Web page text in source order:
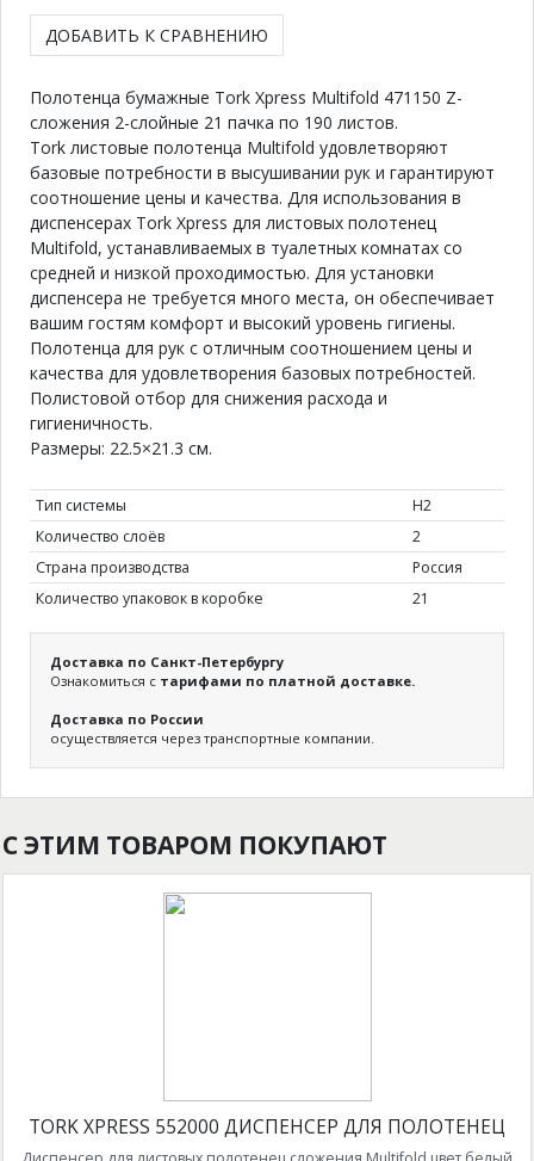
ДОБАВИТЬ К СРАВНЕНИЮ
Полотенца бумажные Tork Xpress Multifold 471150 Z-
сложения 2-слойные 21 пачка по 190 листов.
Tork листовые полотенца Multifold удовлетворяют
базовые потребности в высушивании рук и гарантируют
соотношение цены и качества. Для использования в
диспенсерах Tork Xpress для листовых полотенец
Multifold, устанавливаемых в туалетных комнатах со
средней и низкой проходимостью. Для установки
диспенсера не требуется много места, он обеспечивает
вашим гостям комфорт и высокий уровень гигиены.
Полотенца для рук с отличным соотношением цены и
качества для удовлетворения базовых потребностей.
Полистовой отбор для снижения расхода и
гигиеничность.
Размеры: 22.5×21.3 см.
Тип системы
Н2
Количество слоёв
2
Страна производства
Россия
Количество упаковок в коробке
21
Доставка по Санкт-Петербургу
Ознакомиться с тарифами по платной доставке.
Доставка по России
осуществляется через транспортные компании.
С ЭТИМ ТОВАРОМ ПОКУПАЮТ
TORK XPRESS 552000 ДИСПЕНСЕР ДЛЯ ПОЛОТЕНЕЦ